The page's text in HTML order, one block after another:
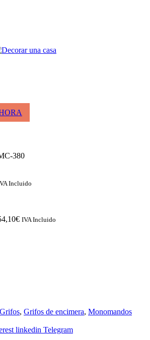
380
Incluido
€ IVA Incluido
Grifos, Grifos de encimera, Monomandos
linkedin Telegram